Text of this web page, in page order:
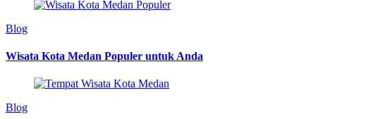
Blog
Wisata Kota Medan Populer untuk Anda
Blog